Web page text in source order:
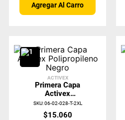
Agregar Al Carro
ACTIVEX
Primera Capa
Activex
Polipropileno Negro
SKU:06-02-028-T-2XL
$15.060